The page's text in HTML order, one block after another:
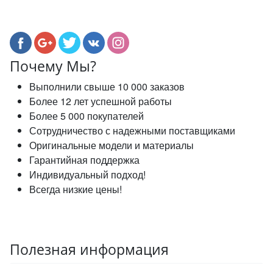
Почему Мы?
Выполнили свыше 10 000 заказов
Более 12 лет успешной работы
Более 5 000 покупателей
Сотрудничество с надежными поставщиками
Оригинальные модели и материалы
Гарантийная поддержка
Индивидуальный подход!
Всегда низкие цены!
Полезная информация